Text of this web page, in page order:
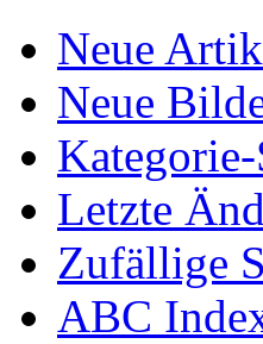
Neue
Neue
Kategorie-
Letzte
Zufällige
ABC